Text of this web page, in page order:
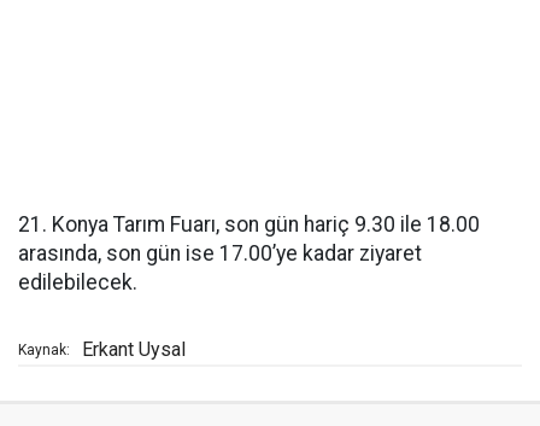
21. Konya Tarım Fuarı, son gün hariç 9.30 ile 18.00
arasında, son gün ise 17.00’ye kadar ziyaret
edilebilecek.
Kaynak: Erkant Uysal